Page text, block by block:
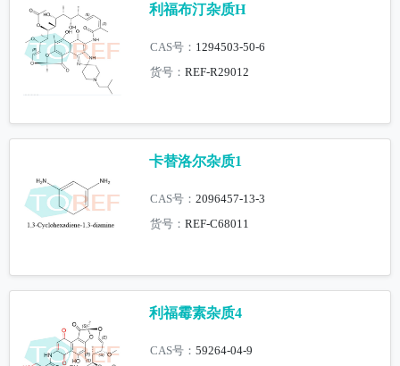
利福布汀杂质H
CAS号： 1294503-50-6
货号：REF-R29012
卡替洛尔杂质1
CAS号：2096457-13-3
货号：REF-C68011
利福霉素杂质4
CAS号：59264-04-9